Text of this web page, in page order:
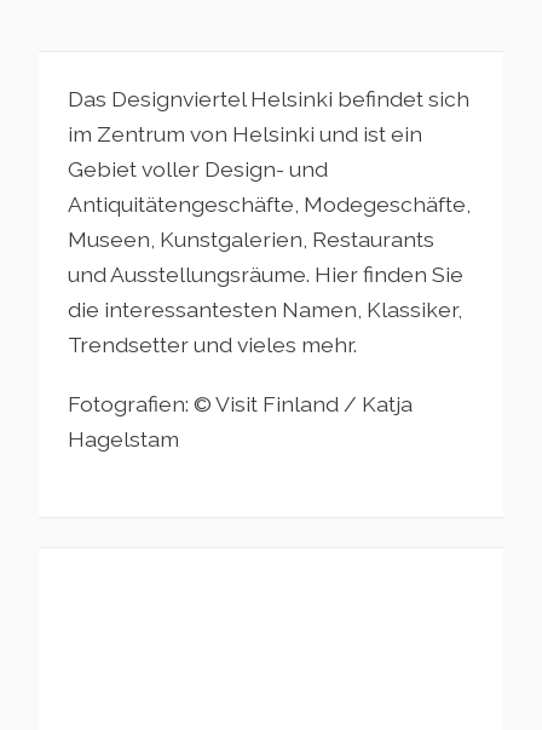
Das Designviertel Helsinki befindet sich
im Zentrum von Helsinki und ist ein
Gebiet voller Design- und
Antiquitätengeschäfte, Modegeschäfte,
Museen, Kunstgalerien, Restaurants
und Ausstellungsräume. Hier finden Sie
die interessantesten Namen, Klassiker,
Trendsetter und vieles mehr.
Fotografien: © Visit Finland / Katja
Hagelstam